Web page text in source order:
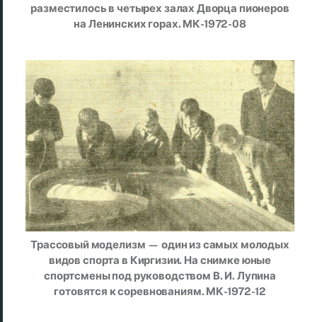
разместилось в четырех залах Дворца пионеров
на Ленинских горах. МК-1972-08
Трассовый моделизм — один из самых молодых
видов спорта в Киргизии. На снимке юные
спортсмены под руководством В. И. Лупина
готовятся к соревнованиям. МК-1972-12